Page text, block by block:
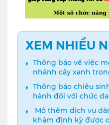
XEM NHIỀU
Thông báo về việc
nhánh cây xanh
Thông báo chiêu
hành đối với chức
dưỡng năm 2024
Mở thêm dịch vụ
khám định kỳ được